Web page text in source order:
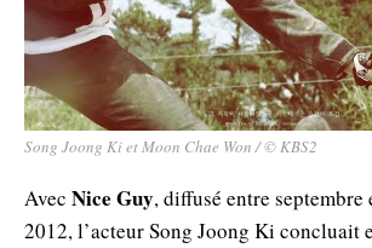
Song Joong Ki et Moon Chae Won / © KBS2
Avec Nice Guy, diffusé entre septembre
2012, l’acteur Song Joong Ki concluait